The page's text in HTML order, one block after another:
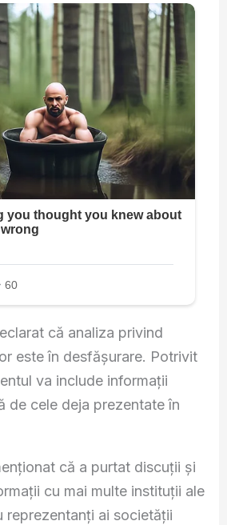
că analiza privind
este în desfășurare. Potrivit
va include informații
de cele deja prezentate în
că a purtat discuții și
cu mai multe instituții ale
reprezentanți ai societății